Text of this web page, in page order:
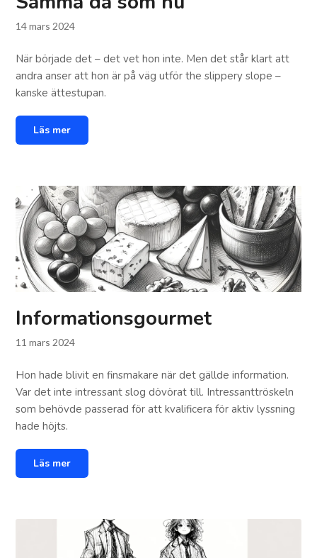
14 mars 2024
När började det – det vet hon inte. Men det står klart att
andra anser att hon är på väg utför the slippery slope –
kanske ättestupan.
Läs mer
Informationsgourmet
11 mars 2024
Hon hade blivit en finsmakare när det gällde information.
Var det inte intressant slog dövörat till. Intressanttröskeln
som behövde passerad för att kvalificera för aktiv lyssning
hade höjts.
Läs mer